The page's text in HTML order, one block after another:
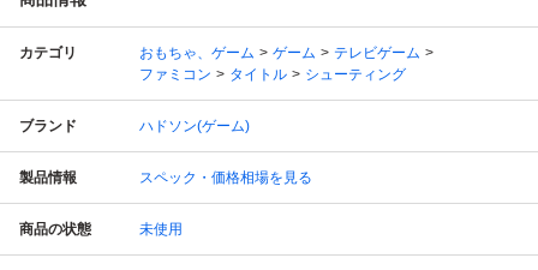
カテゴリ おもちゃ、ゲーム ゲーム
テレビゲーム
ファミコン
タイトル シューティング
ブランド ハドソン(ゲーム)
製品情報 スペック・価格相場を見る
商品の状態 未使用